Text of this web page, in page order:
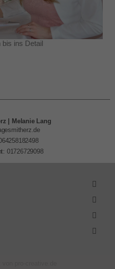
bis ins Detail
| Melanie Lang
01726729098